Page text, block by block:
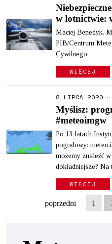
w lotnictwie:
Maciej Benedyk,
PIB/Centrum
Cywilnego
WIĘCEJ
8 LIPCA 2020
Myślisz:
#meteoimgw
Po 13 latach
pogodowy:
możemy znaleźć
dokładniejsze?
WIĘCEJ
poprzedni 1